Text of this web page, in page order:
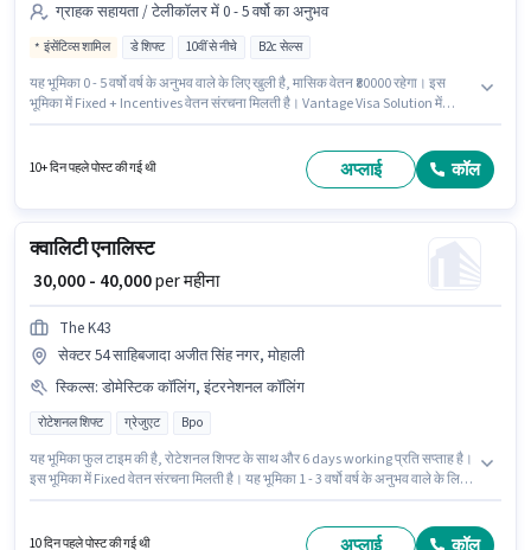
ग्राहक सहायता / टेलीकॉलर में 0 - 5 वर्षो का अनुभव
इंसेंटिव्स शामिल डे शिफ्ट 10वीं से नीचे B2c सेल्स
यह भूमिका 0 - 5 वर्षो वर्ष के अनुभव वाले के लिए खुली है, मासिक वेतन ₹80000 रहेगा। इस
भूमिका में Fixed + Incentives वेतन संरचना मिलती है। Vantage Visa Solution में
working प्रति सप्ताह है। इस नौकरी के लिए 10वीं से नीचे योग्यता वाले उम्मीदवार आवेदन
10+ दिन पहले पोस्ट की गई थी अप्लाई कॉल
क्वालिटी एनालिस्ट
₹ 30,000 - 40,000per महीना
The K43
सेक्टर 54 साहिबजादा अजीत सिंह नगर, मोहाली
स्किल्स: डोमेस्टिक कॉलिंग, इंटरनेशनल कॉलिंग
रोटेशनल शिफ्ट ग्रेजुएट Bpo
यह भूमिका फुल टाइम की है, रोटेशनल शिफ्ट के साथ और 6 days working प्रति सप्ताह है।
इस भूमिका में Fixed वेतन संरचना मिलती है। यह भूमिका 1 - 3 वर्षो वर्ष के अनुभव वाले के लिए
भूमिका के लिए आवेदक के पास डोमेस्टिक कॉलिंग, इंटरनेशनल कॉलिंग जैसी स्किल्स होनी
10 दिन पहले पोस्ट की गई थी